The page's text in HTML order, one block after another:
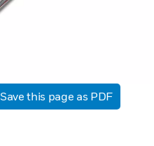
Save this page as PDF